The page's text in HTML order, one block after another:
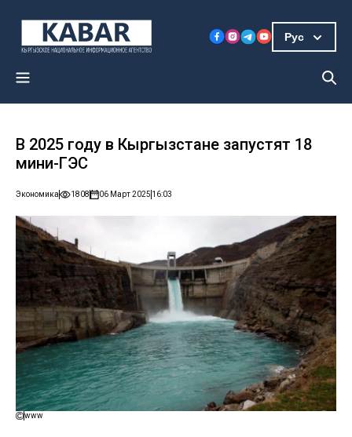
Рус
В 2025 году в Кыргызстане запустят 18
мини-ГЭС
Экономика 1808 06 Март 2025 16:03
www